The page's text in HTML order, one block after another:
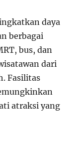
daya
berbagai
bus, dan
dari
Fasilitas
atraksi yang